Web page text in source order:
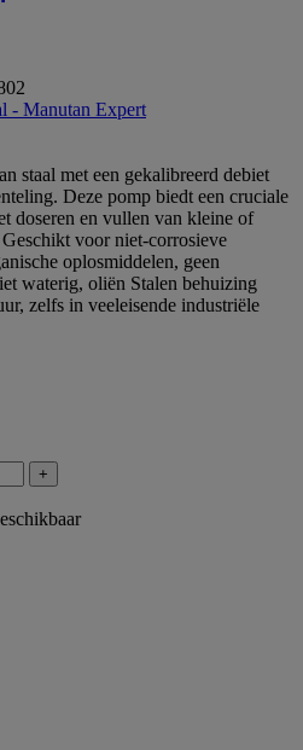
- Manutan Expert
staal met een gekalibreerd debiet
Deze pomp biedt een cruciale
doseren en vullen van kleine of
voor niet-corrosieve
oplosmiddelen, geen
waterig, oliën Stalen behuizing
zelfs in veeleisende industriële
+